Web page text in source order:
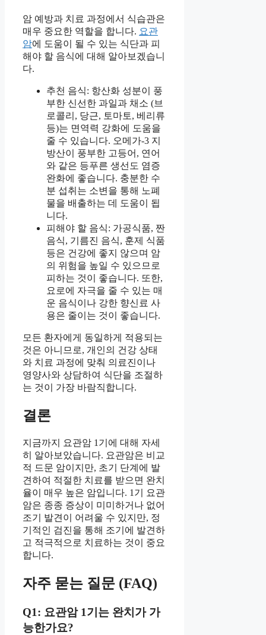
암 예방과 치료 과정에서 식습관은
매우 중요한 역할을 합니다. 요관
암에 도움이 될 수 있는 식단과 피
해야 할 음식에 대해 알아보겠습니
다.
추천 음식: 항산화 성분이 풍
부한 신선한 과일과 채소 (브
로콜리, 당근, 토마토, 베리류
등)는 면역력 강화에 도움을
줄 수 있습니다. 오메가-3 지
방산이 풍부한 고등어, 연어
와 같은 등푸른 생선도 염증
완화에 좋습니다. 충분한 수
분 섭취는 소변을 통해 노폐
물을 배출하는 데 도움이 됩
니다.
피해야 할 음식: 가공식품, 짠
음식, 기름진 음식, 훈제 식품
등은 건강에 좋지 않으며 암
의 위험을 높일 수 있으므로
피하는 것이 좋습니다. 또한,
요로에 자극을 줄 수 있는 매
운 음식이나 강한 향신료 사
용은 줄이는 것이 좋습니다.
모든 환자에게 동일하게 적용되는
것은 아니므로, 개인의 건강 상태
와 치료 과정에 맞춰 의료진이나
영양사와 상담하여 식단을 조절하
는 것이 가장 바람직합니다.
결론
지금까지 요관암 1기에 대해 자세
히 알아보았습니다. 요관암은 비교
적 드문 암이지만, 초기 단계에 발
견하여 적절한 치료를 받으면 완치
율이 매우 높은 암입니다. 1기 요관
암은 종종 증상이 미미하거나 없어
조기 발견이 어려울 수 있지만, 정
기적인 검진을 통해 조기에 발견하
고 적극적으로 치료하는 것이 중요
합니다.
자주 묻는 질문 (FAQ)
Q1: 요관암 1기는 완치가 가
능한가요?